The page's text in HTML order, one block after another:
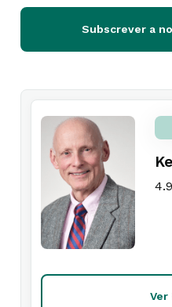
Subscrever a
4.9
Ver